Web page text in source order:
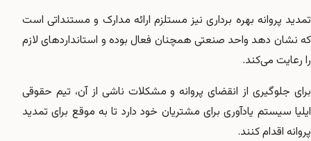
تمدید پروانه بهره برداری نیز مستلزم ارائه مدارک و مستنداتی است
که نشان دهد واحد صنعتی همچنان فعال بوده و استانداردهای لازم
را رعایت می‌کند.
برای جلوگیری از انقضای پروانه و مشکلات ناشی از آن، تیم حقوقی
ایلیا سیستم یادآوری برای مشتریان خود دارد تا به موقع برای تمدید
پروانه اقدام کنند.